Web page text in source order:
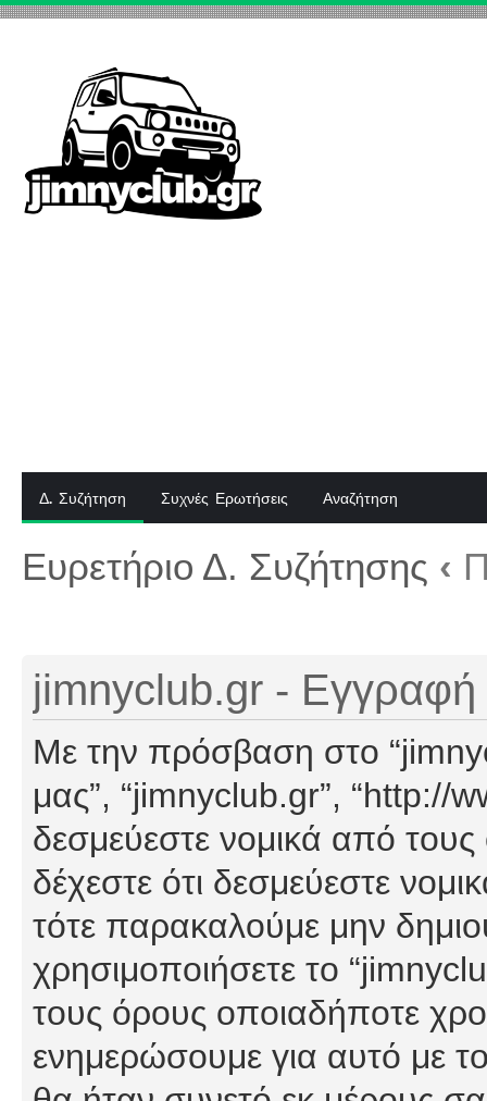
Δ. Συζήτηση Συχνές Ερωτήσεις Αναζήτηση
Ευρετήριο Δ. Συζήτησης ‹
jimnyclub.gr - Εγγραφή
Με την πρόσβαση στο
μας”, “jimnyclub.gr”, “http://
δεσμεύεστε νομικά από
δέχεστε ότι δεσμεύεστε
τότε παρακαλούμε μην
χρησιμοποιήσετε το
τους όρους οποιαδήποτε
ενημερώσουμε για αυτό με